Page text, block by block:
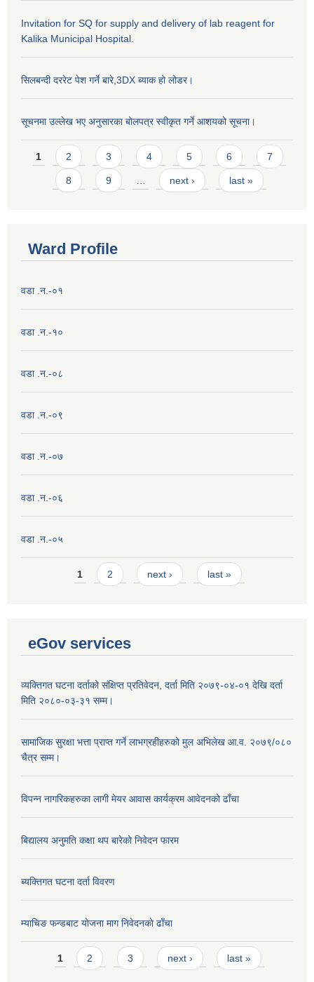
Invitation for SQ for supply and delivery of lab reagent for
Kalika Municipal Hospital.
सिलबन्दी दररेट पेश गर्ने बारे,3DX ब्याक हो लोडर।
सूचनमा उल्लेख भए अनुसारका बोलपत्र स्वीकृत गर्ने आशयको सूचना।
Pages
1 2 3 4 5 6 7
8 9 next › last »
Ward Profile
वडा .न.-०१
वडा .न.-१०
वडा .न.-०८
वडा .न.-०९
वडा .न.-०७
वडा .न.-०६
वडा .न.-०५
Pages1 2 next › last »
eGov services
व्यक्तिगत घटना दर्ताको संक्षिप्त प्रतिवेदन, दर्ता मिति २०७९-०४-०१ देखि दर्ता
मिति २०८०-०३-३१ सम्म।
सामाजिक सुरक्षा भत्ता प्राप्त गर्ने लाभग्रहीहरुको मुल अभिलेख आ.व. २०७९/०८०
चैत्र सम्म।
विपन्न नागरिकहरुका लागी मेयर आवास कार्यक्रम आवेदनको ढाँचा
बिद्यालय अनुमति कक्षा थप बारेकाे निवेदन फारम
ब्यक्तिगत घटना दर्ता विवरण
म्याचिङ फन्डबाट याेजना माग निवेदनकाे ढाँचा
Pages
1 2 3 next › last »